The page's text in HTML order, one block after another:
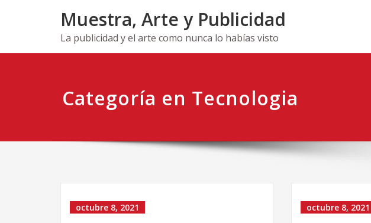
Muestra, Arte y Publicidad
La publicidad y el arte como nunca lo habías visto
Categoría en Tecnologia
octubre 8, 2021 octubre 8, 2021